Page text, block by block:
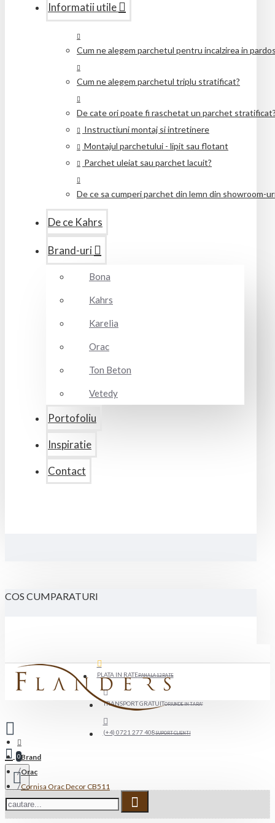
Informatii utile
Cum ne alegem parchetul pentru incalzirea in
Cum ne alegem parchetul triplu stratificat?
De cate ori poate fi raschetat un parchet
Instructiuni montaj si intretinere
Montajul parchetului - lipit sau flotant
Parchet uleiat sau parchet lacuit?
De ce sa cumperi parchet din lemn din showroom-
De ce Kahrs
Brand-uri
Bona
Kahrs
Karelia
Orac
Ton Beton
Vetedy
Portofoliu
Inspiratie
Contact
COS CUMPARATURI
PLATA IN RATEPANA LA 12 RATE
TRANSPORT GRATUITORIUNDE IN TARA*
(+4) 0721 277 408SUPORT CLIENTI
0Brand
Orac
Cornisa Orac Decor CB511